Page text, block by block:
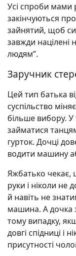
Усі спроби мами
закінчуються
зайнятий, щоб
завжди націлені
людям”.
Заручник
Цей тип батька
суспільство
більше вибору. У
займатися
гурток. Дочці
водити машину
Яжбатько чекає,
руки і ніколи не
й навіть не
машина. А дочка
тому випадку,
довгі спідниці і
присутності